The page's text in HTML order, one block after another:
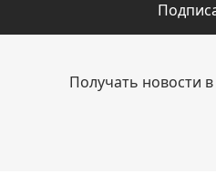
Получать новости в